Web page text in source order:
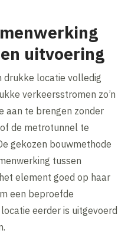
uitvoering
drukke locatie volledig
verkeersstromen zo’n
aan te brengen zonder
de metrotunnel te
gekozen bouwmethode
tussen
element goed op haar
een beproefde
eerder is uitgevoerd